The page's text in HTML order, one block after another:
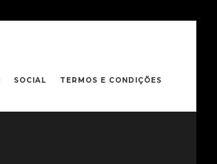
SOCIAL TERMOS E CONDIÇÕES